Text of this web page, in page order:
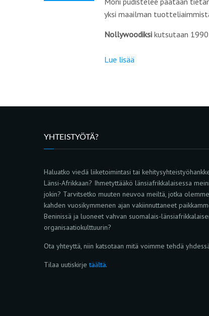
yksi maailman
Nollywoodiksi kutsutaan
Lue lisää
YHTEISTYÖTÄ?
Haluatko viedä liiketoimintasi tai
Länsi-Afrikkaan? Ihmetyttääkö länsiafrikkalaisessa
jokin? Tarvitsetko muuten neuvoa meiltä, jotka
kahden vuosikymmenen ajan vakiinnuttaneet
Beninissä ja luoneet vahvan suomalais-
organisaatiokulttuurin?
Ota yhteyttä, niin katsotaan mitä voimme tehdä
Tilaa uutiskirjetäältä.